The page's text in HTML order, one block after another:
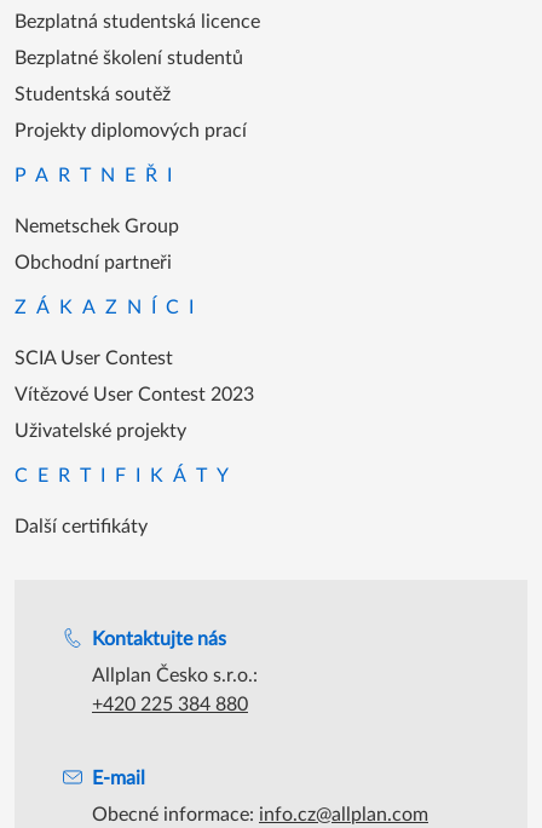
Kontaktujte nás
Allplan Česko s.r.o.:
+420 225 384 880
E-mail
Obecné informace: info.cz@allplan.com
Bezplatná studentská licence
Bezplatné školení studentů
Studentská soutěž
Projekty diplomových prací
PARTNEŘI
Nemetschek Group
Obchodní partneři
ZÁKAZNÍCI
SCIA User Contest
Vítězové User Contest 2023
Uživatelské projekty
CERTIFIKÁTY
Další certifikáty